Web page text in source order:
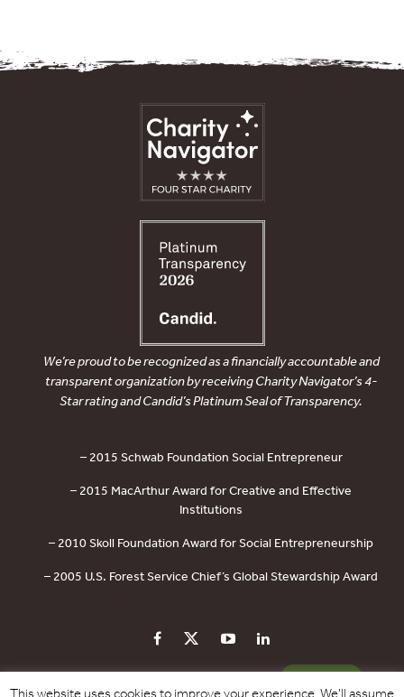
We’re proud to be recognized as a financially accountable and
transparent organization by receiving Charity Navigator’s 4-
Star rating and Candid’s Platinum Seal of Transparency.
– 2015 Schwab Foundation Social Entrepreneur
– 2015 MacArthur Award for Creative and Effective
Institutions
– 2010 Skoll Foundation Award for Social Entrepreneurship
– 2005 U.S. Forest Service Chief’s Global Stewardship Award
PRIVACY POLICY CONTACT US DONATE